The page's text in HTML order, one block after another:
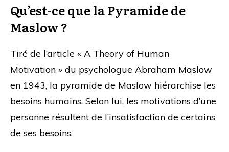
Qu’est-ce que la Pyramide de
Maslow ?
Tiré de l’article « A Theory of Human
Motivation » du psychologue Abraham Maslow
en 1943, la pyramide de Maslow hiérarchise les
besoins humains. Selon lui, les motivations d’une
personne résultent de l’insatisfaction de certains
de ses besoins.